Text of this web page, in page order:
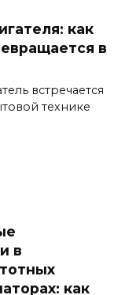
как
в
встречается
технике
в
как